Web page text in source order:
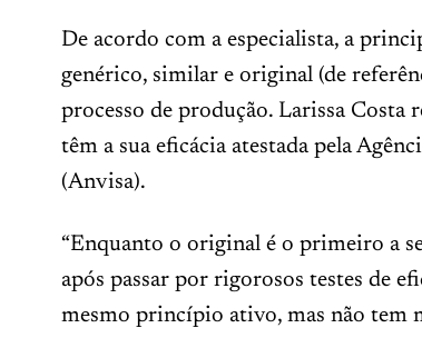
De acordo com a especialista, a
genérico, similar e original (de
processo de produção. Larissa Costa
têm a sua eficácia atestada pela
(Anvisa).
“Enquanto o original é o primeiro a
após passar por rigorosos testes de
mesmo princípio ativo, mas não tem